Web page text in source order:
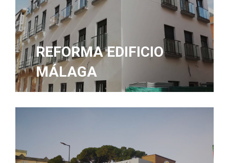
REFORMA EDIFICIO
MÁLAGA